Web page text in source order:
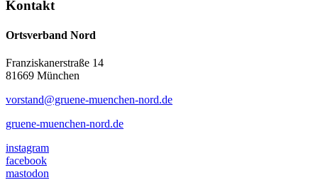
Kontakt
Ortsverband Nord
Franziskanerstraße 14
81669 München
vorstand@gruene-muenchen-nord.de
gruene-muenchen-nord.de
instagram
facebook
mastodon